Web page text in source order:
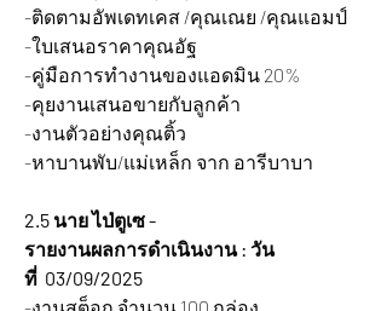
-ติดตามอัพเดทเคส /คุณเณย /คุณแอมป์
-ใบเสนอราคาคุณอัฐ
-คู่มือการทำงานของแอดมิน 20%
-คุยงานเสนอขายกับลูกค้า
-งานตัวอย่างคุณติ้ว
-หาบานพับ/แม่เหล็ก จาก อารีบาบา
2.5 นาย ไป่ตูเซ -
รายงานผลการดำเนินงาน : วัน
ที่  03/09/2025